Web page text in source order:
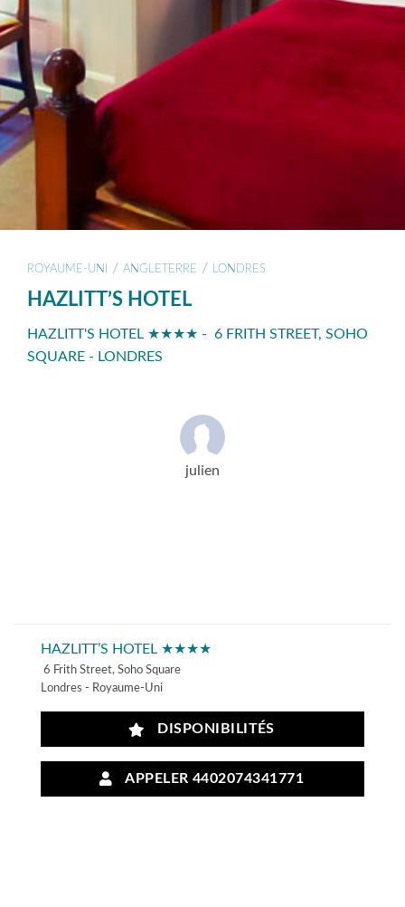
ROYAUME-UNI / ANGLETERRE / LONDRES
HAZLITT’S HOTEL
HAZLITT'S HOTEL ★★★★ - 6 FRITH STREET, SOHO
SQUARE - LONDRES
julien
HAZLITT’S HOTEL ★★★★
6 Frith Street, Soho Square
Londres - Royaume-Uni
DISPONIBILITÉS
APPELER 4402074341771